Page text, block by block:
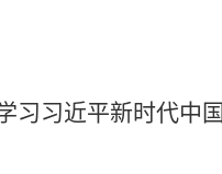
习习近平新时代中